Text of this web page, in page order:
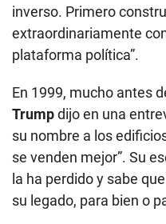
inverso. Primero
extraordinariamente
plataforma política”.
En 1999, mucho antes
Trumpdijo en una
su nombre a los
se venden mejor”. Su
la ha perdido y sabe
su legado, para bien o